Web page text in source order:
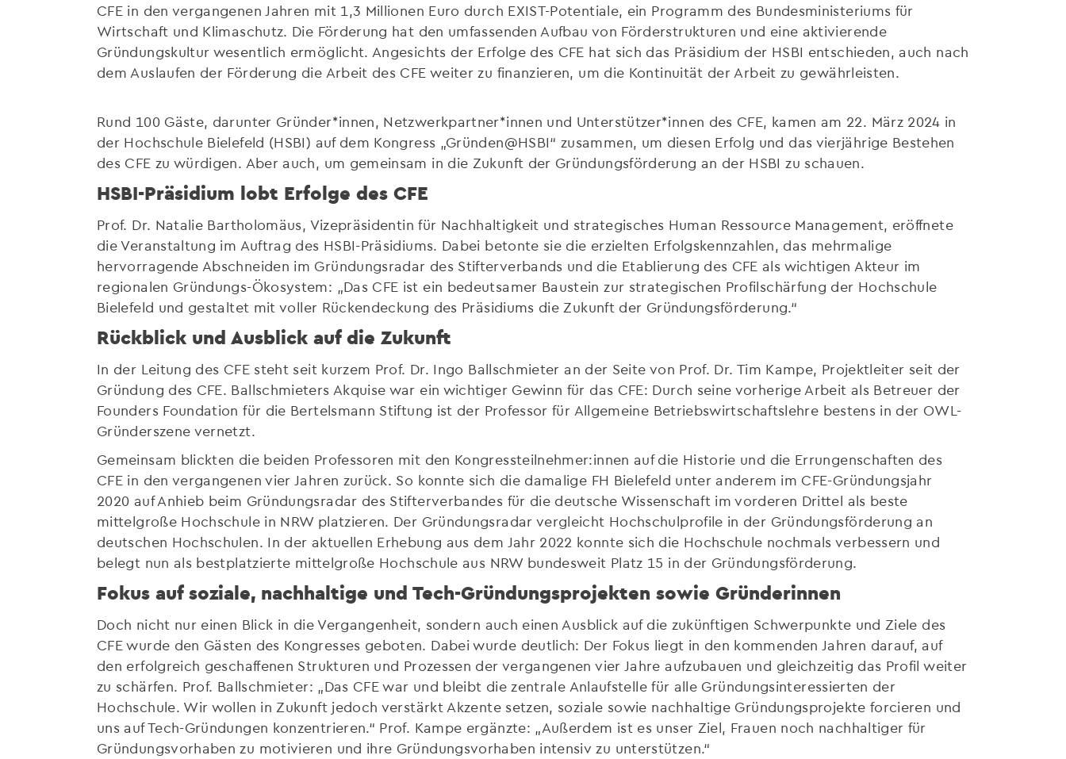
CFE in den vergangenen Jahren mit 1,3 Millionen Euro durch EXIST-Potentiale, ein Programm des Bundesministeriums für
Wirtschaft und Klimaschutz. Die Förderung hat den umfassenden Aufbau von Förderstrukturen und eine aktivierende
Gründungskultur wesentlich ermöglicht. Angesichts der Erfolge des CFE hat sich das Präsidium der HSBI entschieden, auch nach
dem Auslaufen der Förderung die Arbeit des CFE weiter zu finanzieren, um die Kontinuität der Arbeit zu gewährleisten.
Rund 100 Gäste, darunter Gründer*innen, Netzwerkpartner*innen und Unterstützer*innen des CFE, kamen am 22. März 2024 in
der Hochschule Bielefeld (HSBI) auf dem Kongress „Gründen@HSBI“ zusammen, um diesen Erfolg und das vierjährige Bestehen
des CFE zu würdigen. Aber auch, um gemeinsam in die Zukunft der Gründungsförderung an der HSBI zu schauen.
HSBI-Präsidium lobt Erfolge des CFE
Prof. Dr. Natalie Bartholomäus, Vizepräsidentin für Nachhaltigkeit und strategisches Human Ressource Management, eröffnete
die Veranstaltung im Auftrag des HSBI-Präsidiums. Dabei betonte sie die erzielten Erfolgskennzahlen, das mehrmalige
hervorragende Abschneiden im Gründungsradar des Stifterverbands und die Etablierung des CFE als wichtigen Akteur im
regionalen Gründungs-Ökosystem: „Das CFE ist ein bedeutsamer Baustein zur strategischen Profilschärfung der Hochschule
Bielefeld und gestaltet mit voller Rückendeckung des Präsidiums die Zukunft der Gründungsförderung.“
Rückblick und Ausblick auf die Zukunft
In der Leitung des CFE steht seit kurzem Prof. Dr. Ingo Ballschmieter an der Seite von Prof. Dr. Tim Kampe, Projektleiter seit der
Gründung des CFE. Ballschmieters Akquise war ein wichtiger Gewinn für das CFE: Durch seine vorherige Arbeit als Betreuer der
Founders Foundation für die Bertelsmann Stiftung ist der Professor für Allgemeine Betriebswirtschaftslehre bestens in der OWL-
Gründerszene vernetzt.
Gemeinsam blickten die beiden Professoren mit den Kongressteilnehmer:innen auf die Historie und die Errungenschaften des
CFE in den vergangenen vier Jahren zurück. So konnte sich die damalige FH Bielefeld unter anderem im CFE-Gründungsjahr
2020 auf Anhieb beim Gründungsradar des Stifterverbandes für die deutsche Wissenschaft im vorderen Drittel als beste
mittelgroße Hochschule in NRW platzieren. Der Gründungsradar vergleicht Hochschulprofile in der Gründungsförderung an
deutschen Hochschulen. In der aktuellen Erhebung aus dem Jahr 2022 konnte sich die Hochschule nochmals verbessern und
belegt nun als bestplatzierte mittelgroße Hochschule aus NRW bundesweit Platz 15 in der Gründungsförderung.
Fokus auf soziale, nachhaltige und Tech-Gründungsprojekten sowie Gründerinnen
Doch nicht nur einen Blick in die Vergangenheit, sondern auch einen Ausblick auf die zukünftigen Schwerpunkte und Ziele des
CFE wurde den Gästen des Kongresses geboten. Dabei wurde deutlich: Der Fokus liegt in den kommenden Jahren darauf, auf
den erfolgreich geschaffenen Strukturen und Prozessen der vergangenen vier Jahre aufzubauen und gleichzeitig das Profil weiter
zu schärfen. Prof. Ballschmieter: „Das CFE war und bleibt die zentrale Anlaufstelle für alle Gründungsinteressierten der
Hochschule. Wir wollen in Zukunft jedoch verstärkt Akzente setzen, soziale sowie nachhaltige Gründungsprojekte forcieren und
uns auf Tech-Gründungen konzentrieren.“ Prof. Kampe ergänzte: „Außerdem ist es unser Ziel, Frauen noch nachhaltiger für
Gründungsvorhaben zu motivieren und ihre Gründungsvorhaben intensiv zu unterstützen.“